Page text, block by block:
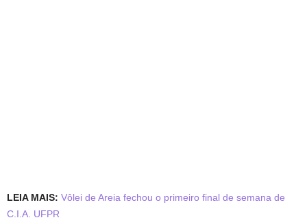
LEIA MAIS: Vôlei de Areia fechou o primeiro final de semana de
C.I.A. UFPR